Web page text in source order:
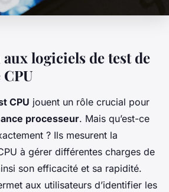
logiciels de test de
CPU jouent un rôle crucial pour
processeur. Mais qu’est-ce
? Ils mesurent la
à gérer différentes charges de
son efficacité et sa rapidité.
aux utilisateurs d’identifier les